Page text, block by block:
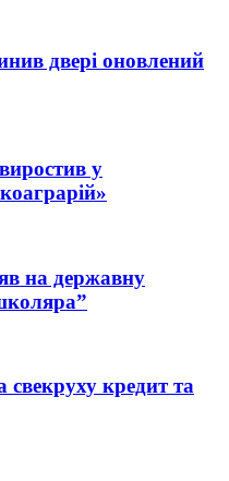
двері оновлений
у
на державну
кредит та